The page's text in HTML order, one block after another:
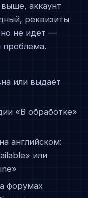
аккаунт
реквизиты
не идёт —
проблема.
или выдаёт
«В обработке»
английском:
или
форумах